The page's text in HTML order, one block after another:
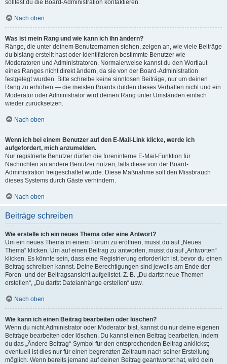
solltest du die Board-Administration kontaktieren.
Nach oben
Was ist mein Rang und wie kann ich ihn ändern?
Ränge, die unter deinem Benutzernamen stehen, zeigen an, wie viele Beiträge
du bislang erstellt hast oder identifizieren bestimmte Benutzer wie
Moderatoren und Administratoren. Normalerweise kannst du den Wortlaut
eines Ranges nicht direkt ändern, da sie von der Board-Administration
festgelegt wurden. Bitte schreibe keine sinnlosen Beiträge, nur um deinen
Rang zu erhöhen — die meisten Boards dulden dieses Verhalten nicht und ein
Moderator oder Administrator wird deinen Rang unter Umständen einfach
wieder zurücksetzen.
Nach oben
Wenn ich bei einem Benutzer auf den E-Mail-Link klicke, werde ich
aufgefordert, mich anzumelden.
Nur registrierte Benutzer dürfen die foreninterne E-Mail-Funktion für
Nachrichten an andere Benutzer nutzen, falls diese von der Board-
Administration freigeschaltet wurde. Diese Maßnahme soll den Missbrauch
dieses Systems durch Gäste verhindern.
Nach oben
Beiträge schreiben
Wie erstelle ich ein neues Thema oder eine Antwort?
Um ein neues Thema in einem Forum zu eröffnen, musst du auf „Neues
Thema“ klicken. Um auf einen Beitrag zu antworten, musst du auf „Antworten“
klicken. Es könnte sein, dass eine Registrierung erforderlich ist, bevor du einen
Beitrag schreiben kannst. Deine Berechtigungen sind jeweils am Ende der
Foren- und der Beitragsansicht aufgelistet. Z. B. „Du darfst neue Themen
erstellen“, „Du darfst Dateianhänge erstellen“ usw.
Nach oben
Wie kann ich einen Beitrag bearbeiten oder löschen?
Wenn du nicht Administrator oder Moderator bist, kannst du nur deine eigenen
Beiträge bearbeiten oder löschen. Du kannst einen Beitrag bearbeiten, indem
du das „Ändere Beitrag“-Symbol für den entsprechenden Beitrag anklickst;
eventuell ist dies nur für einen begrenzten Zeitraum nach seiner Erstellung
möglich. Wenn bereits jemand auf deinen Beitrag geantwortet hat, wird dein